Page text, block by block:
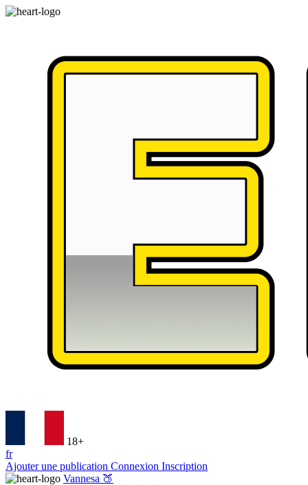
18+
fr
Ajouter une publication Connexion Inscription
Vannesa 🍑